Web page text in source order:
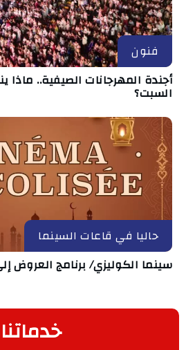
فنون
أجندة المهرجانات الصيفية.. ماذا
السبت؟
حاليا في قاعات السينما
سينما الكوليزي/ برنامج العروض إلى غاية 12
خدماتنا